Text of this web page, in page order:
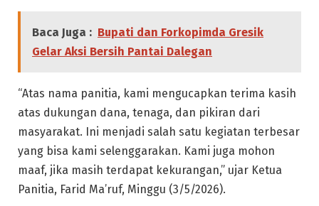
Baca Juga : Bupati dan Forkopimda Gresik
Gelar Aksi Bersih Pantai Dalegan
“Atas nama panitia, kami mengucapkan terima kasih
atas dukungan dana, tenaga, dan pikiran dari
masyarakat. Ini menjadi salah satu kegiatan terbesar
yang bisa kami selenggarakan. Kami juga mohon
maaf, jika masih terdapat kekurangan,” ujar Ketua
Panitia, Farid Ma’ruf, Minggu (3/5/2026).